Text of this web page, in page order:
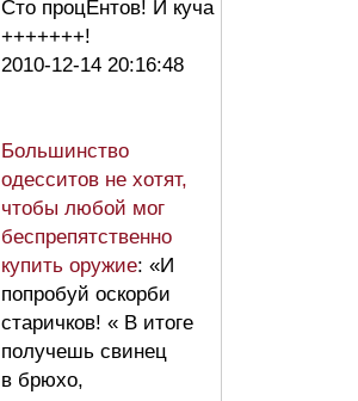
Сто процЕнтов! И куча
+++++++!
2010-12-14 20:16:48
Большинство
одесситов не хотят,
чтобы любой мог
беспрепятственно
купить оружие: «И
попробуй оскорби
старичков! « В итоге
получешь свинец
в брюхо,